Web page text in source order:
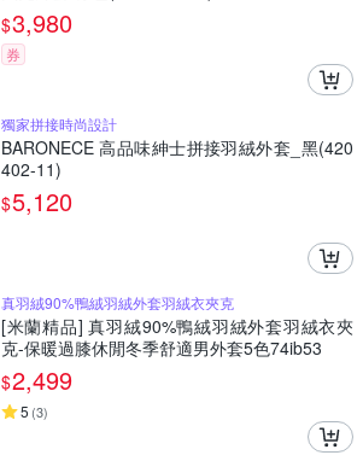
$3,980
券
獨家拼接時尚設計
BARONECE 高品味紳士拼接羽絨外套_黑(420
402-11)
$5,120
真羽絨90%鴨絨羽絨外套羽絨衣夾克
[米蘭精品] 真羽絨90%鴨絨羽絨外套羽絨衣夾
克-保暖過膝休閒冬季舒適男外套5色74ib53
$2,499
5 (3)